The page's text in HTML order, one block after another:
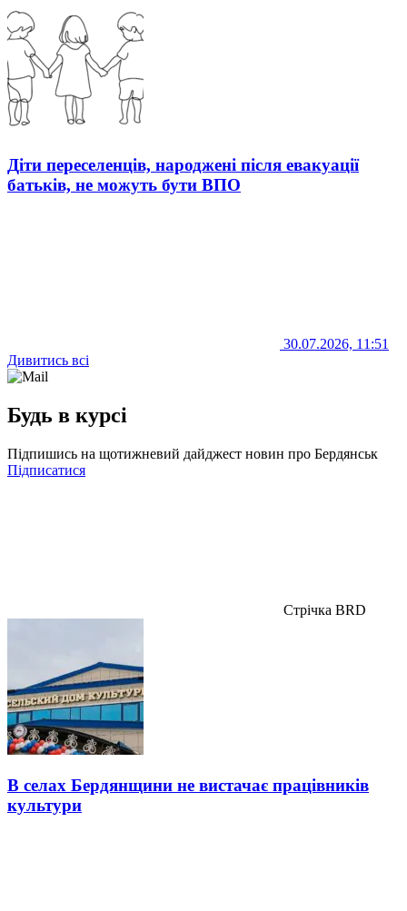
Діти переселенців, народжені після евакуації
батьків, не можуть бути ВПО
30.07.2026, 11:51
Дивитись всі
Будь в курсі
Підпишись на щотижневий дайджест новин про Бердянськ
Підписатися
Стрічка BRD
В селах Бердянщини не вистачає працівників
культури